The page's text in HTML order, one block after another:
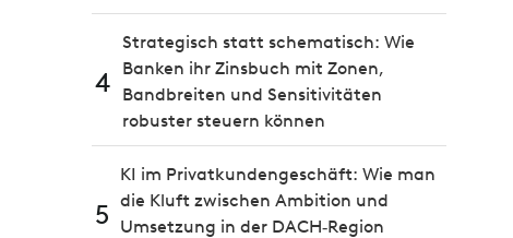
4
Strategisch statt schematisch: Wie
Banken ihr Zinsbuch mit Zonen,
Bandbreiten und Sensitivitäten
robuster steuern können
5
KI im Privatkundengeschäft: Wie man
die Kluft zwischen Ambition und
Umsetzung in der DACH‑Region